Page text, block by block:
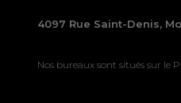
4097 Rue Saint-Denis,
Nos bureaux sont situés sur le